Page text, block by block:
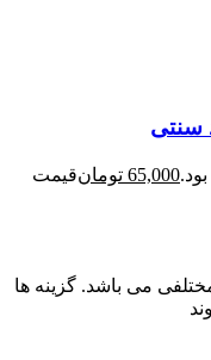
65,000 تومانقیمت
می باشد. گزینه ها